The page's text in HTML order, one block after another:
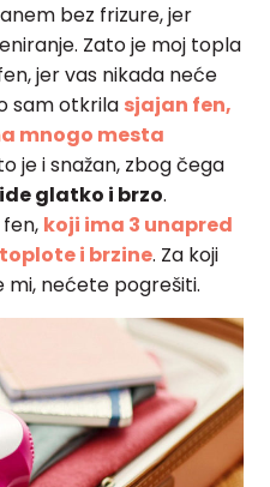
bez frizure, jer
Zato je moj topla
jer vas nikada neće
sam otkrila sjajan fen,
mnogo mesta
je i snažan, zbog čega
glatko i brzo.
koji ima 3 unapred
i brzine. Za koji
mi, nećete pogrešiti.